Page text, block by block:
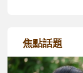
焦點話題